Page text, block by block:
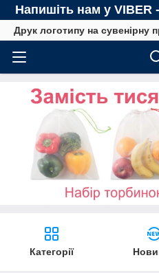
Напишіть нам у VIBER
Друк логотипу на сувенірну
Категорії